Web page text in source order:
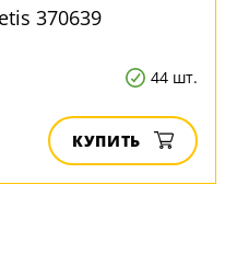
370639
44 шт.
КУПИТЬ